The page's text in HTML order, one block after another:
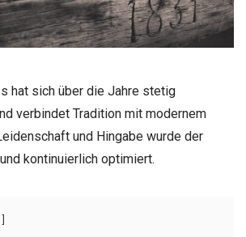
hat sich über die Jahre stetig
verbindet Tradition mit modernem
und Hingabe wurde der
kontinuierlich optimiert.